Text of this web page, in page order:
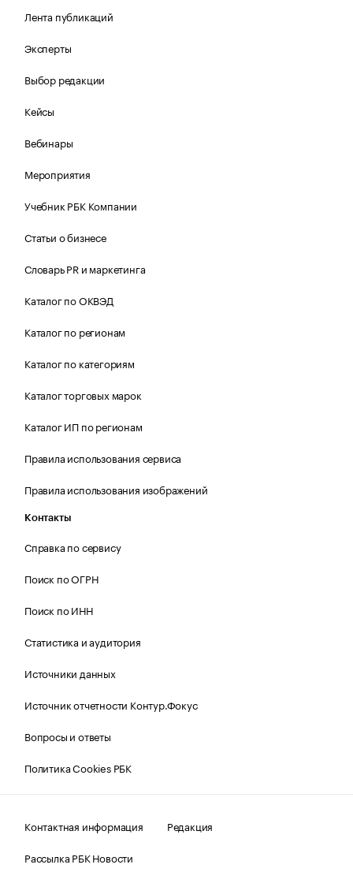
Лента публикаций
Эксперты
Выбор редакции
Кейсы
Вебинары
Мероприятия
Учебник РБК Компании
Статьи о бизнесе
Словарь PR и маркетинга
Каталог по ОКВЭД
Каталог по регионам
Каталог по категориям
Каталог торговых марок
Каталог ИП по регионам
Правила использования сервиса
Правила использования изображений
Контакты
Справка по сервису
Поиск по ОГРН
Поиск по ИНН
Статистика и аудитория
Источники данных
Источник отчетности Контур.Фокус
Вопросы и ответы
Политика Cookies РБК
Контактная информация
Редакция
Рассылка РБК Новости